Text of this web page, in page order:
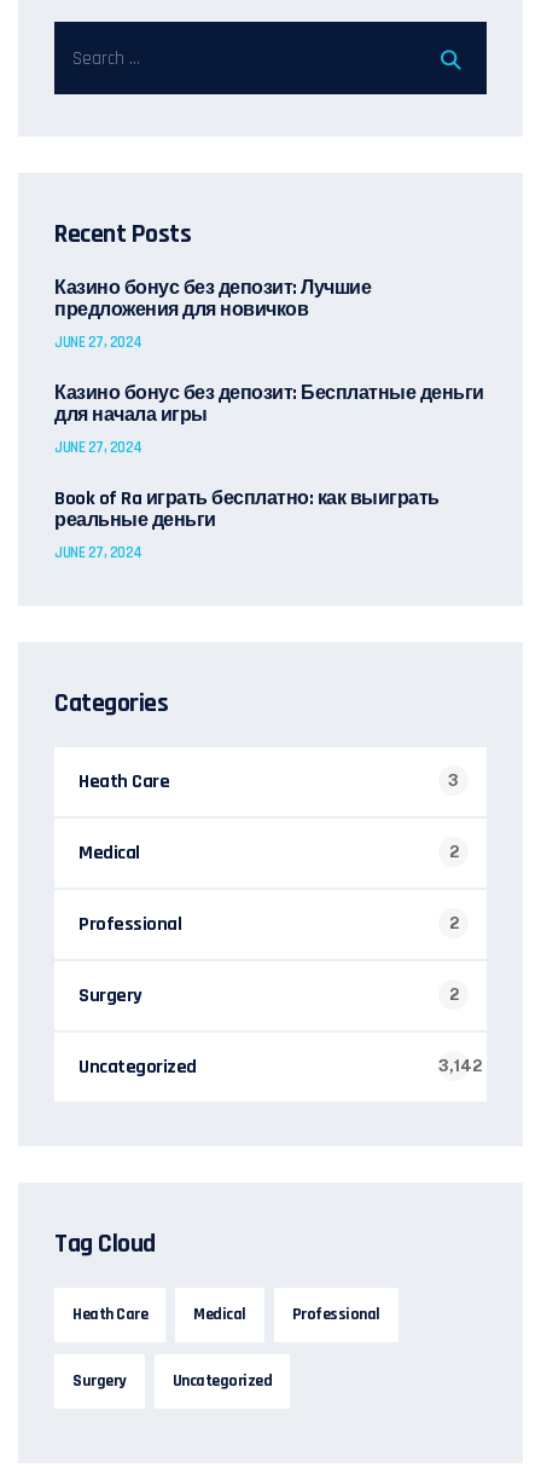
Recent Posts
Казино бонус без депозит: Лучшие
предложения для новичков
JUNE 27, 2024
Казино бонус без депозит: Бесплатные деньги
для начала игры
JUNE 27, 2024
Book of Ra играть бесплатно: как выиграть
реальные деньги
JUNE 27, 2024
Categories
Heath Care 3
Medical 2
Professional 2
Surgery 2
Uncategorized 3,142
Tag Cloud
Heath Care Medical Professional
Surgery Uncategorized